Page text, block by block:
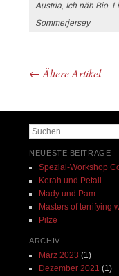
Austria, Ich näh Bio,
Sommerjersey
← Ältere Artikel
Suchen
NEUESTE BEITRÄGE
Spezial-Workshop
Kerah und Petali
Mady und Pam
Masters of terrifying
Pilze
ARCHIV
März 2023 (1)
Dezember 2021 (1)